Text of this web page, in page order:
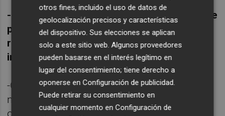
-Juana, más allá de ser intermediarios entre
periodista y artista, como ha sucedido para
realizar esta entrevista, ¿por qué son tan
importantes para vosotros las galerías?
-Como has podido comprobar, las galerías
no solo tienen el difícil trabajo de vender
otros fines, incluido el uso de datos de
geolocalización precisos y características
del dispositivo. Sus elecciones se aplican
solo a este sitio web. Algunos proveedores
pueden basarse en el interés legítimo en
lugar del consentimiento; tiene derecho a
oponerse enConfiguración de publicidad
Puede retirar su consentimiento en
cualquier momento enConfiguración de